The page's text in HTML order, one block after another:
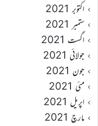
اکتوبر 2021
ستمبر 2021
اگست 2021
جولائی 2021
جون 2021
مئی 2021
اپریل 2021
مارچ 2021